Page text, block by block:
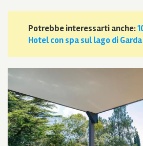
Potrebbe interessarti anche:
Hotel con spa sul lago di Garda